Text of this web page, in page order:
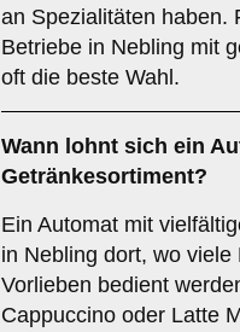
an Spezialitäten haben.
Betriebe in Nebling mit
oft die beste Wahl.
Wann lohnt sich ein
Getränkesortiment?
Ein Automat mit
in Nebling dort, wo
Vorlieben bedient
Cappuccino oder Latte